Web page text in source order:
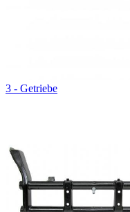
3 - Getriebe